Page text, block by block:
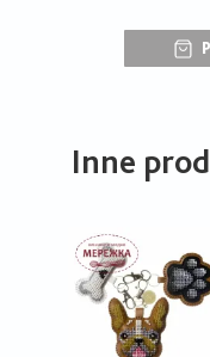
Inne